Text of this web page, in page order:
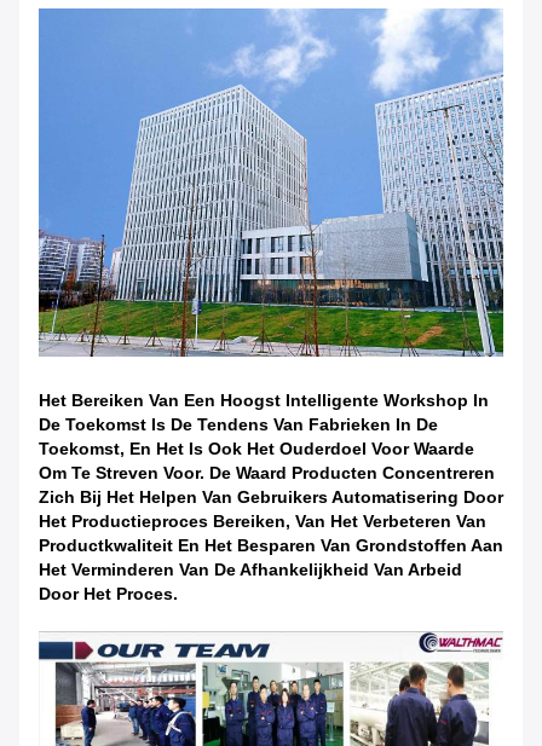
Het Bereiken Van Een Hoogst Intelligente Workshop In
De Toekomst Is De Tendens Van Fabrieken In De
Toekomst, En Het Is Ook Het Ouderdoel Voor Waarde
Om Te Streven Voor. De Waard Producten Concentreren
Zich Bij Het Helpen Van Gebruikers Automatisering Door
Het Productieproces Bereiken, Van Het Verbeteren Van
Productkwaliteit En Het Besparen Van Grondstoffen Aan
Het Verminderen Van De Afhankelijkheid Van Arbeid
Door Het Proces.